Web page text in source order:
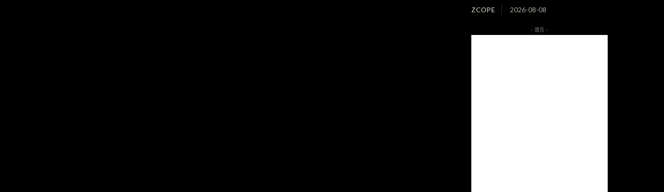
ZCOPE 2026-08-08
- 廣告 -